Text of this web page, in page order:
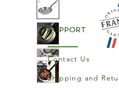
Support
Contact Us